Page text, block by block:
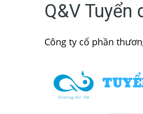
Q&V Tuyển
Công ty cổ phần